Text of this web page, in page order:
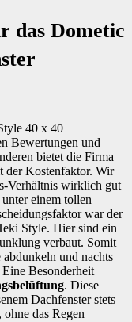
das Dometic
40 x 40
Bewertungen und
bietet die Firma
der Kostenfaktor. Wir
Verhältnis wirklich gut
einem tollen
war der
Style. Hier sind ein
verbaut. Somit
und nachts
Besonderheit
. Diese
Dachfenster stets
das Regen